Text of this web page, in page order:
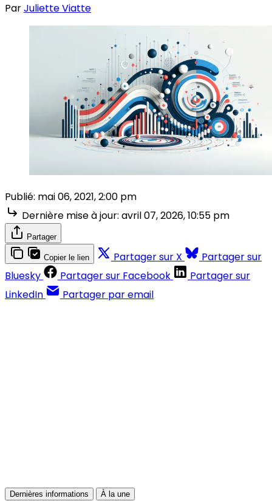
ParJuliette Viatte
Publié: mai 06, 2021, 2:00 pm
Dernière mise à jour: avril 07, 2026, 10:55 pm
Partager
Copier le lien Partager sur X
Partager sur
Bluesky
Partager sur Facebook
Partager sur
LinkedIn
Partager par email
Dernières informations À la une